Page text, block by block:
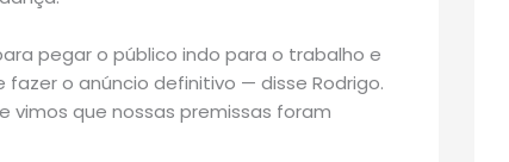
pegar o público indo para o trabalho e
o anúncio definitivo — disse Rodrigo.
que nossas premissas foram